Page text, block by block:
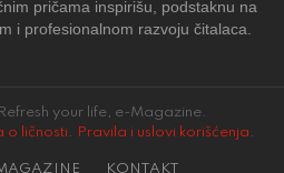
pričama inspirišu, podstaknu na
i profesionalnom razvoju čitalaca.
your life, e-Magazine.
o ličnosti
Pravila i uslovi korišćenja
KONTAKT